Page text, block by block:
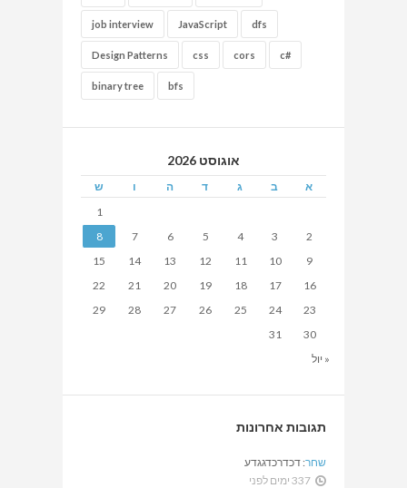
job interview JavaScript dfs
Design Patterns css cors c#
binary tree bfs
אוגוסט 2026
א ב ג ד ה ו ש
« יול
1
2
3
4
5
6
7
8
9
10
11
12
13
14
15
16
17
18
19
20
21
22
23
24
25
26
27
28
29
30
31
תגובות אחרונות
שחר: דכדרכדגגדע
337 ימים לפני